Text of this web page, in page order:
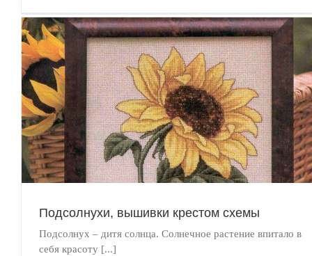
Подсолнухи, вышивки крестом схемы
Подсолнух – дитя солнца. Солнечное растение впитало в
себя красоту [...]
Аппликация человека из бумаги, изучаем с детками
строение тела
Аппликация